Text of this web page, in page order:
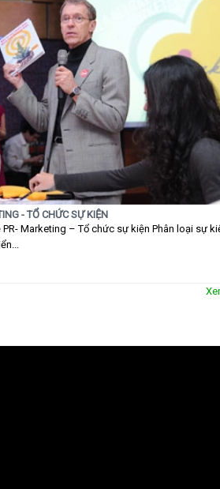
- TỔ CHỨC SỰ KIỆN
Marketing – Tổ chức sự kiện Phân loại sự